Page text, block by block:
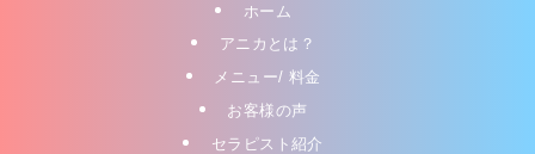
ホーム
アニカとは？
メニュー/ 料金
お客様の声
セラピスト紹介